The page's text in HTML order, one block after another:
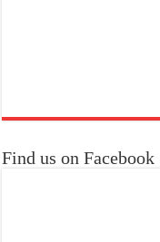
Find us on Facebook